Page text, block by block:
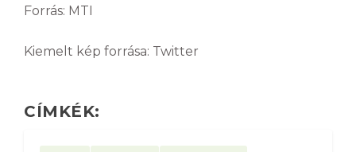
Forrás: MTI
Kiemelt kép forrása: Twitter
CÍMKÉK: